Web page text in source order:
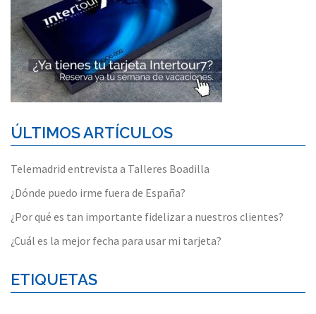
ÚLTIMOS ARTÍCULOS
Telemadrid entrevista a Talleres Boadilla
¿Dónde puedo irme fuera de España?
¿Por qué es tan importante fidelizar a nuestros clientes?
¿Cuál es la mejor fecha para usar mi tarjeta?
ETIQUETAS